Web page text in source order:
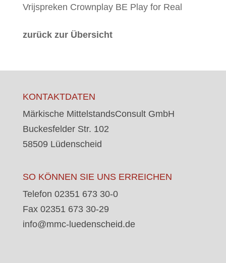
Vrijspreken Crownplay BE Play for Real
zurück zur Übersicht
KONTAKTDATEN
Märkische MittelstandsConsult GmbH
Buckesfelder Str. 102
58509 Lüdenscheid
SO KÖNNEN SIE UNS ERREICHEN
Telefon 02351 673 30-0
Fax 02351 673 30-29
info@mmc-luedenscheid.de